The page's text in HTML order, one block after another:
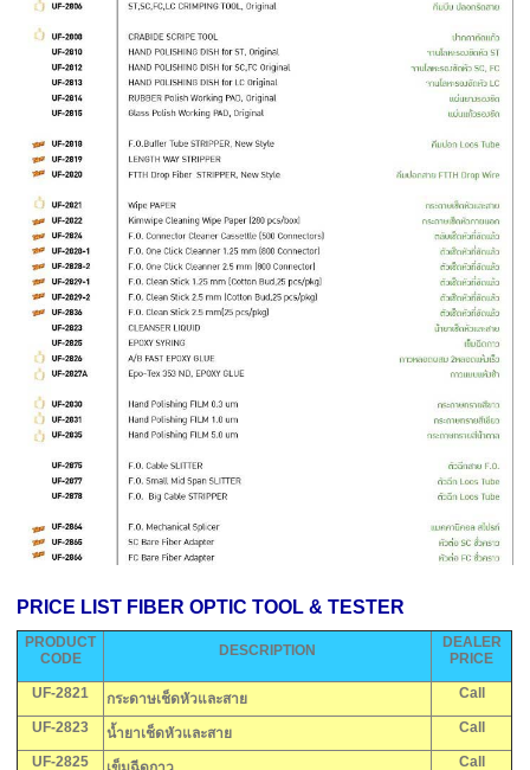
PRICE LIST FIBER OPTIC TOOL & TESTER
PRODUCT
CODE
DESCRIPTION
DEALER
PRICE
UF-2821 กระดาษเช็ดหัวและสาย Call
UF-2823 น้ำยาเช็ดหัวและสาย Call
UF-2825 Call